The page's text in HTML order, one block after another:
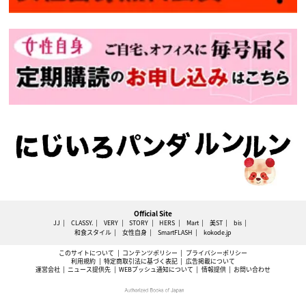
Official Site
JJ CLASSY. VERY STORY HERS Mart 美ST
bis
和食スタイル
女性自身 SmartFLASH kokode.jp
このサイトについて コンテンツポリシー
プライバシーポリシー
利用規約
特定商取引法に基づく表記
広告掲載について
運営会社
ニュース提供先 WEBプッシュ通知について 情報提供 お問い合わせ